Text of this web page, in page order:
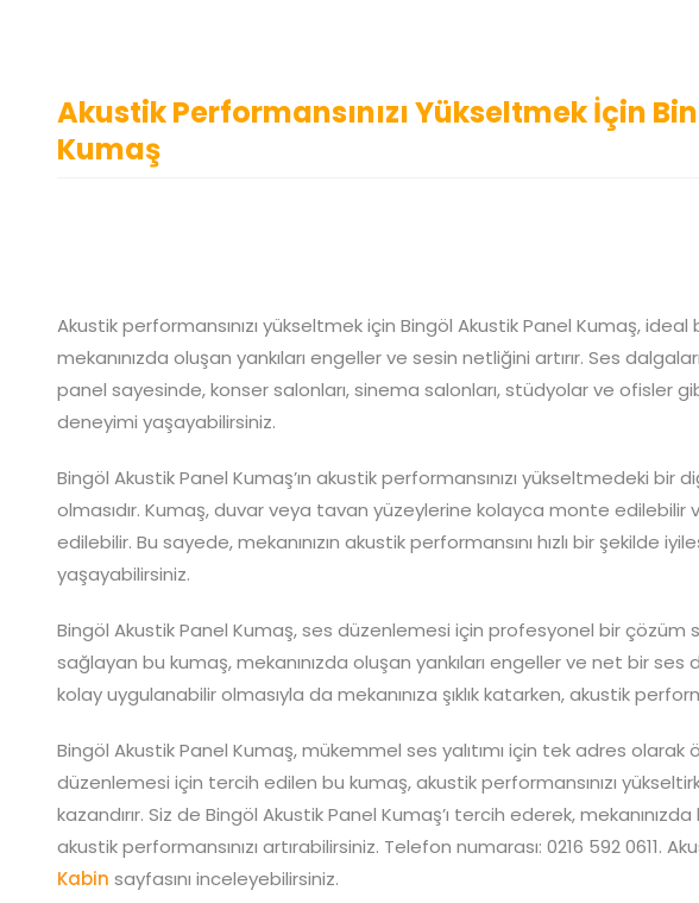
Akustik Performansınızı Yükseltmek İçin
Kumaş
Akustik performansınızı yükseltmek için Bingöl Akustik Panel Kumaş,
mekanınızda oluşan yankıları engeller ve sesin netliğini artırır. Ses
panel sayesinde, konser salonları, sinema salonları, stüdyolar ve ofisler
deneyimi yaşayabilirsiniz.
Bingöl Akustik Panel Kumaş’ın akustik performansınızı yükseltmedeki bir
olmasıdır. Kumaş, duvar veya tavan yüzeylerine kolayca monte edilebilir
edilebilir. Bu sayede, mekanınızın akustik performansını hızlı bir şekilde
yaşayabilirsiniz.
Bingöl Akustik Panel Kumaş, ses düzenlemesi için profesyonel bir çözüm
sağlayan bu kumaş, mekanınızda oluşan yankıları engeller ve net bir
kolay uygulanabilir olmasıyla da mekanınıza şıklık katarken, akustik
Bingöl Akustik Panel Kumaş, mükemmel ses yalıtımı için tek adres olarak
düzenlemesi için tercih edilen bu kumaş, akustik performansınızı
kazandırır. Siz de Bingöl Akustik Panel Kumaş’ı tercih ederek,
akustik performansınızı artırabilirsiniz. Telefon numarası: 0216 592 0611.
Kabin sayfasını inceleyebilirsiniz.